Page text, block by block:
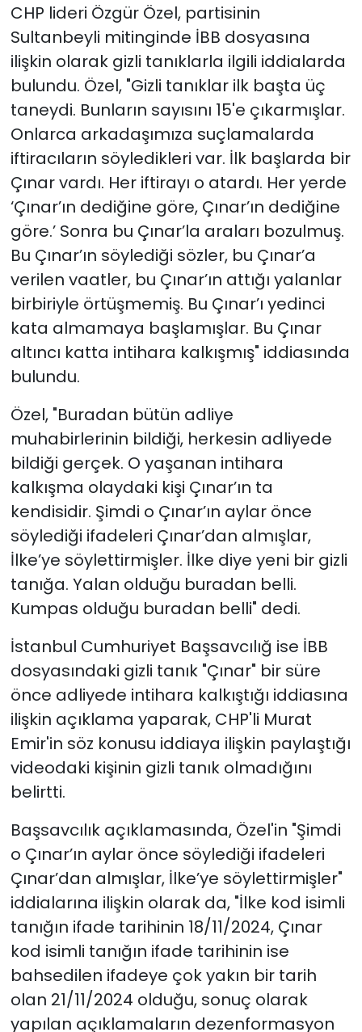
CHP lideri Özgür Özel, partisinin
Sultanbeyli mitinginde İBB dosyasına
ilişkin olarak gizli tanıklarla ilgili iddialarda
bulundu. Özel, "Gizli tanıklar ilk başta üç
taneydi. Bunların sayısını 15'e çıkarmışlar.
Onlarca arkadaşımıza suçlamalarda
iftiracıların söyledikleri var. İlk başlarda bir
Çınar vardı. Her iftirayı o atardı. Her yerde
‘Çınar’ın dediğine göre, Çınar’ın dediğine
göre.’ Sonra bu Çınar’la araları bozulmuş.
Bu Çınar’ın söylediği sözler, bu Çınar’a
verilen vaatler, bu Çınar’ın attığı yalanlar
birbiriyle örtüşmemiş. Bu Çınar’ı yedinci
kata almamaya başlamışlar. Bu Çınar
altıncı katta intihara kalkışmış" iddiasında
bulundu.
Özel, "Buradan bütün adliye
muhabirlerinin bildiği, herkesin adliyede
bildiği gerçek. O yaşanan intihara
kalkışma olaydaki kişi Çınar’ın ta
kendisidir. Şimdi o Çınar’ın aylar önce
söylediği ifadeleri Çınar’dan almışlar,
İlke’ye söylettirmişler. İlke diye yeni bir gizli
tanığa. Yalan olduğu buradan belli.
Kumpas olduğu buradan belli" dedi.
İstanbul Cumhuriyet Başsavcılığ ise İBB
dosyasındaki gizli tanık "Çınar" bir süre
önce adliyede intihara kalkıştığı iddiasına
ilişkin açıklama yaparak, CHP'li Murat
Emir'in söz konusu iddiaya ilişkin paylaştığı
videodaki kişinin gizli tanık olmadığını
belirtti.
Başsavcılık açıklamasında, Özel'in "Şimdi
o Çınar’ın aylar önce söylediği ifadeleri
Çınar’dan almışlar, İlke’ye söylettirmişler"
iddialarına ilişkin olarak da, "İlke kod isimli
tanığın ifade tarihinin 18/11/2024, Çınar
kod isimli tanığın ifade tarihinin ise
bahsedilen ifadeye çok yakın bir tarih
olan 21/11/2024 olduğu, sonuç olarak
yapılan açıklamaların dezenformasyon